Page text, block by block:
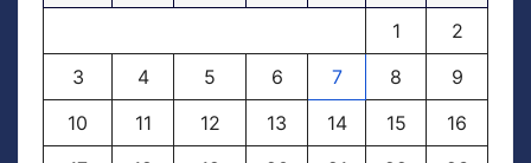
1
2
3
4 5 6 7 8
9
10
11 12 13 14 15
16